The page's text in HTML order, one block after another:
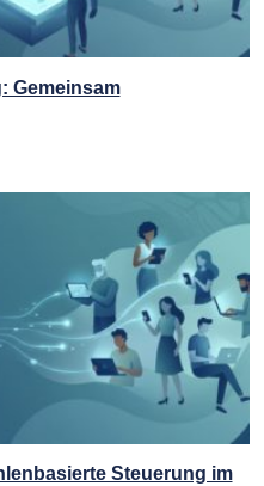
Gemeinsam
Steuerung im